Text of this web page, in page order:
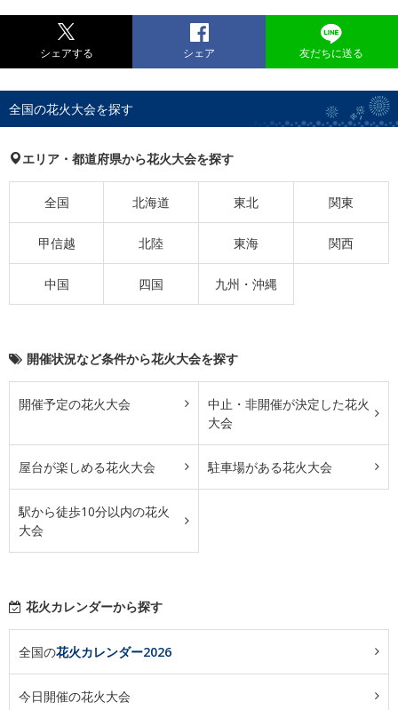
シェアする シェア 友だちに送る
全国の花火大会を探す
エリア・都道府県から花火大会を探す
全国 北海道 東北 関東
甲信越 北陸 東海 関西
中国 四国 九州・沖縄
開催状況など条件から花火大会を探す
開催予定の花火大会
中止・非開催が決定した花火
大会
屋台が楽しめる花火大会 駐車場がある花火大会
駅から徒歩10分以内の花火
大会
花火カレンダーから探す
全国の花火カレンダー2026
今日開催の花火大会